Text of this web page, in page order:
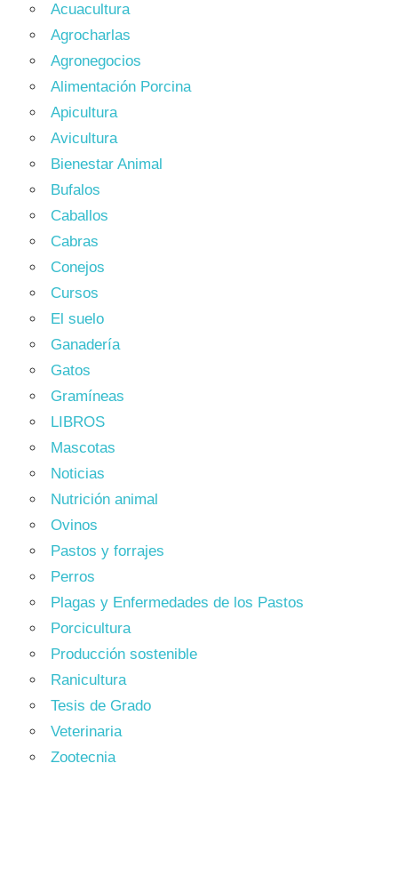
Acuacultura
Agrocharlas
Agronegocios
Alimentación Porcina
Apicultura
Avicultura
Bienestar Animal
Bufalos
Caballos
Cabras
Conejos
Cursos
El suelo
Ganadería
Gatos
Gramíneas
LIBROS
Mascotas
Noticias
Nutrición animal
Ovinos
Pastos y forrajes
Perros
Plagas y Enfermedades de los Pastos
Porcicultura
Producción sostenible
Ranicultura
Tesis de Grado
Veterinaria
Zootecnia